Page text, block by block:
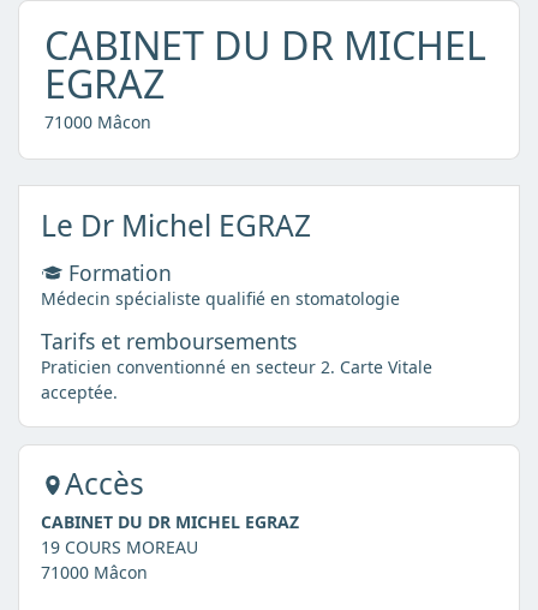
CABINET DU DR MICHEL
EGRAZ
71000 Mâcon
Le Dr Michel EGRAZ
Formation
Médecin spécialiste qualifié en stomatologie
Tarifs et remboursements
Praticien conventionné en secteur 2. Carte Vitale
acceptée.
Accès
CABINET DU DR MICHEL EGRAZ
19 COURS MOREAU
71000 Mâcon